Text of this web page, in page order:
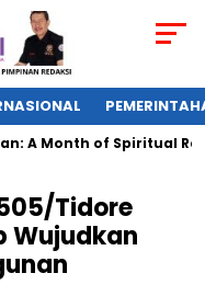
A Month of Spiritual
Tidore
Wujudkan